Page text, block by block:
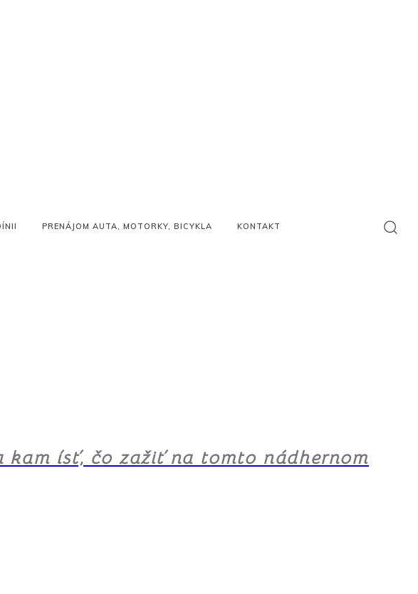
PRENÁJOM AUTA, MOTORKY, BICYKLA KONTAKT
kam ísť, čo zažiť na tomto nádhernom